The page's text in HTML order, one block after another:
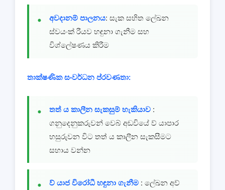
අවදානම් පාලනය: සැක සහිත ලේඛන
ස්වයංක් රීයව හඳුනා ගැනීම සහ
විශ්ලේෂණය කිරීම
තාක්ෂණික සංවර්ධන ප්රවණතා:
තත් ය කාලීන සැකසුම් හැකියාව :
ගනුදෙනුකරුවන් වෙබ් අඩවියේ ව් යාපාර
හසුරුවන විට තත් ය කාලීන සැකසීමට
සහාය වන්න
ව් යාජ විරෝධී හඳුනා ගැනීම : ලේඛන අව්